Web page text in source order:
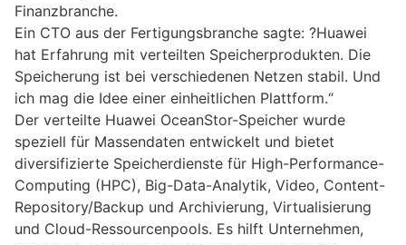
Finanzbranche.
Ein CTO aus der Fertigungsbranche sagte: ?Huawei
hat Erfahrung mit verteilten Speicherprodukten. Die
Speicherung ist bei verschiedenen Netzen stabil. Und
ich mag die Idee einer einheitlichen Plattform.“
Der verteilte Huawei OceanStor-Speicher wurde
speziell für Massendaten entwickelt und bietet
diversifizierte Speicherdienste für High-Performance-
Computing (HPC), Big-Data-Analytik, Video, Content-
Repository/Backup und Archivierung, Virtualisierung
und Cloud-Ressourcenpools. Es hilft Unternehmen,